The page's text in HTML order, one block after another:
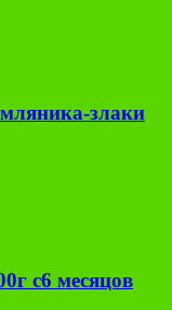
злаки
с6 месяцов